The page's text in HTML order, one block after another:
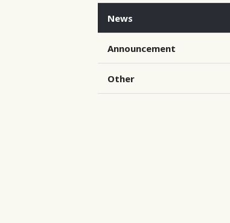
News
Announcement
Other